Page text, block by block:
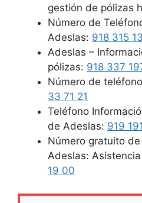
gestión de pólizas
Número de
Adeslas: 918 315
Adeslas –
pólizas: 918 337
Número de
33 71 21
Teléfono
de Adeslas: 919
Número gratuito
Adeslas:
19 00